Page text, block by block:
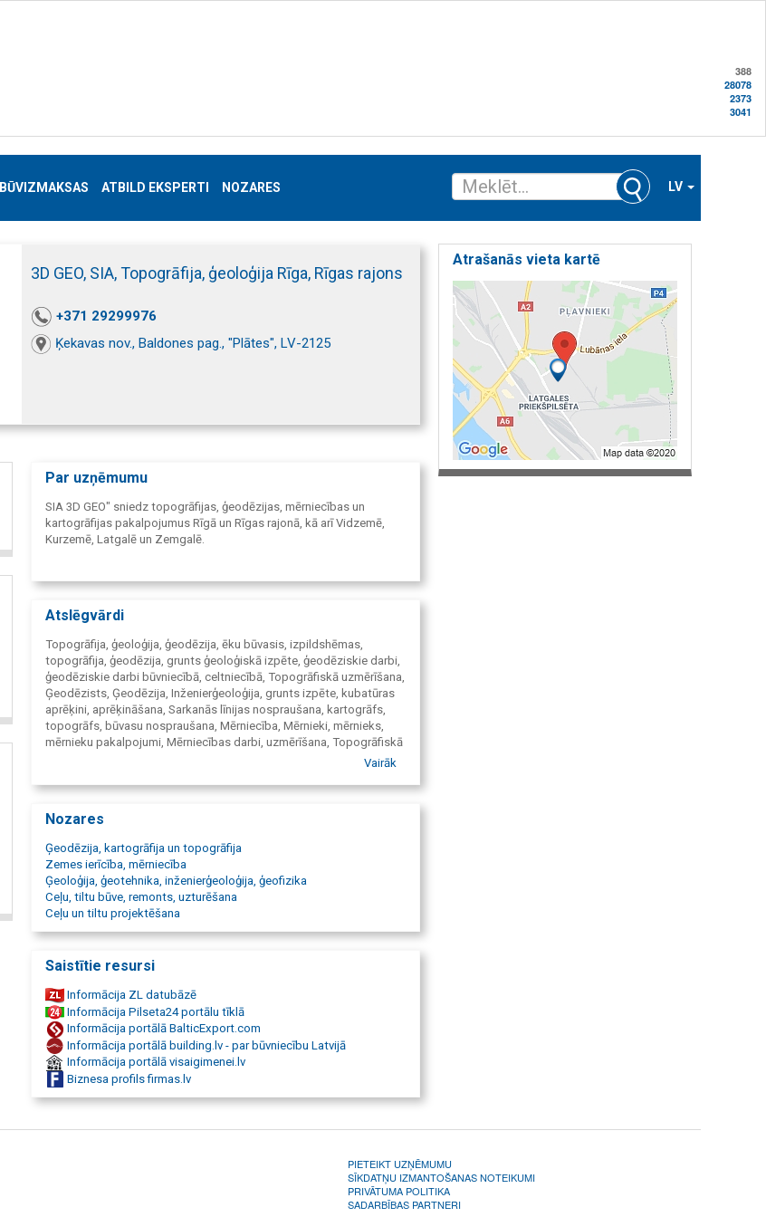
388
28078
2373
3041
BŪVIZMAKSAS ATBILD EKSPERTI NOZARES LV
3D GEO, SIA, Topogrāfija, ģeoloģija Rīga, Rīgas rajons
+371 29299976
Ķekavas nov., Baldones pag., "Plātes", LV-2125
Par uzņēmumu
SIA 3D GEO" sniedz topogrāfijas, ģeodēzijas, mērniecības un
kartogrāfijas pakalpojumus Rīgā un Rīgas rajonā, kā arī Vidzemē,
Kurzemē, Latgalē un Zemgalē.
Atslēgvārdi
Topogrāfija, ģeoloģija, ģeodēzija, ēku būvasis, izpildshēmas,
topogrāfija, ģeodēzija, grunts ģeoloģiskā izpēte, ģeodēziskie darbi,
ģeodēziskie darbi būvniecībā, celtniecībā, Topogrāfiskā uzmērīšana,
Ģeodēzists, Ģeodēzija, Inženierģeoloģija, grunts izpēte, kubatūras
aprēķini, aprēķināšana, Sarkanās līnijas nospraušana, kartogrāfs,
topogrāfs, būvasu nospraušana, Mērniecība, Mērnieki, mērnieks,
mērnieku pakalpojumi, Mērniecības darbi, uzmērīšana, Topogrāfiskā
uzmērīšana, izpilduzmērījumi, izpilduzmērījumu veikšana, shēmu
Aizkraukles rajons, Alūksnes rajons, Bauskas rajons, Balvu rajons,
Jelgavas rajons, Jēkabpils rajons, Jūrmalas rajons, Kuldīgas rajons,
Madonas rajons, Ogres rajons, Preiļu rajons, Rēzeknes rajons,
Saldus rajons, Talsu rajons, Tukuma rajons, Valkas rajons, Valmieras
rajons, Ventspils rajons. Topogrāfs, ģeodēzists, ēku fasāžu
uzmērīšana, Smilts karjeri, karjeru izpēte, smilšu karjeru izpēte,
grants karjeri, grants karjeru izpēte, Ainavu arhitektūra,
Projektēšana, Ainavu arhitekts, Ainavu projektēšana, projekti,
labiekārtošana, Labiekārtojumu projekti, Apzaļumošana, Robežu
plānu izgatavošana, Kadastrs, Ceļu uzmērīšana, Ceļu topogrāfija,
Mežu ceļu uzmērīšana.
Vairāk
Nozares
Ģeodēzija, kartogrāfija un topogrāfija
Zemes ierīcība, mērniecība
Ģeoloģija, ģeotehnika, inženierģeoloģija, ģeofizika
Ceļu, tiltu būve, remonts, uzturēšana
Ceļu un tiltu projektēšana
Saistītie resursi
Informācija ZL datubāzē
Informācija Pilseta24 portālu tīklā
Informācija portālā BalticExport.com
Informācija portālā building.lv - par būvniecību Latvijā
Informācija portālā visaigimenei.lv
Biznesa profils firmas.lv
Atrašanās vieta kartē
PIETEIKT UZŅĒMUMU
SĪKDATŅU IZMANTOŠANAS NOTEIKUMI
PRIVĀTUMA POLITIKA
SADARBĪBAS PARTNERI